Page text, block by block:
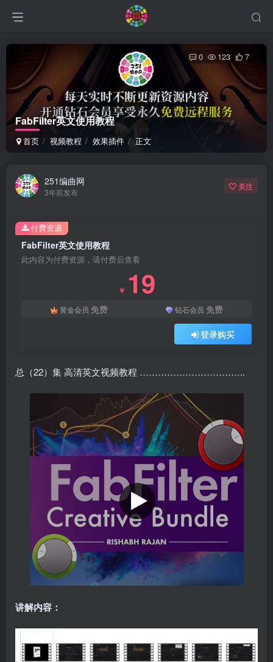
FabFilter英文使用教程
首页 视频教程 效果插件 正文
0 123 7
251编曲网
3年前发布
关注
FabFilter英文使用教程
此内容为付费资源，请付费后查看
￥ 19
黄金会员 免费 钻石会员 免费
登录购买
付费资源
总（22）集 高清英文视频教程 ……………………………..
讲解内容：